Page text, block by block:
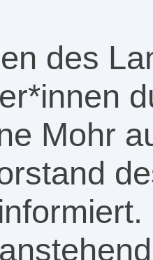
des
Mohr